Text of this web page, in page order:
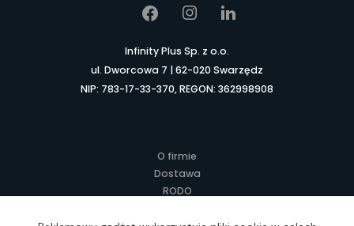
Infinity Plus Sp. z o.o.
ul. Dworcowa 7 | 62-020 Swarzędz
NIP: 783-17-33-370, REGON: 362998908
O firmie
Dostawa
RODO